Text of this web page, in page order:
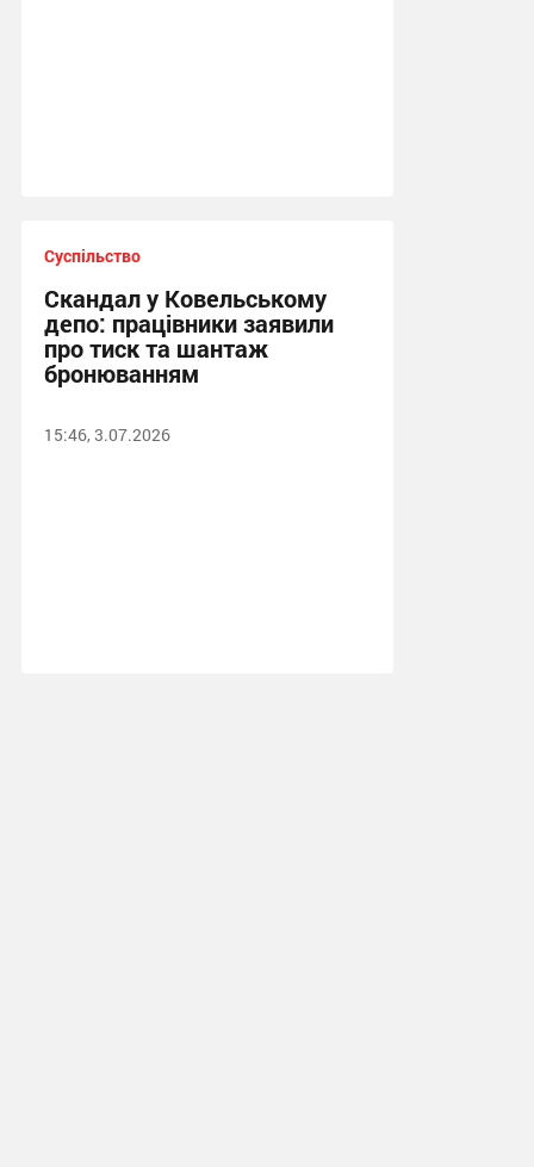
Суспільство
Скандал у Ковельському
депо: працівники заявили
про тиск та шантаж
бронюванням
15:46, 3.07.2026